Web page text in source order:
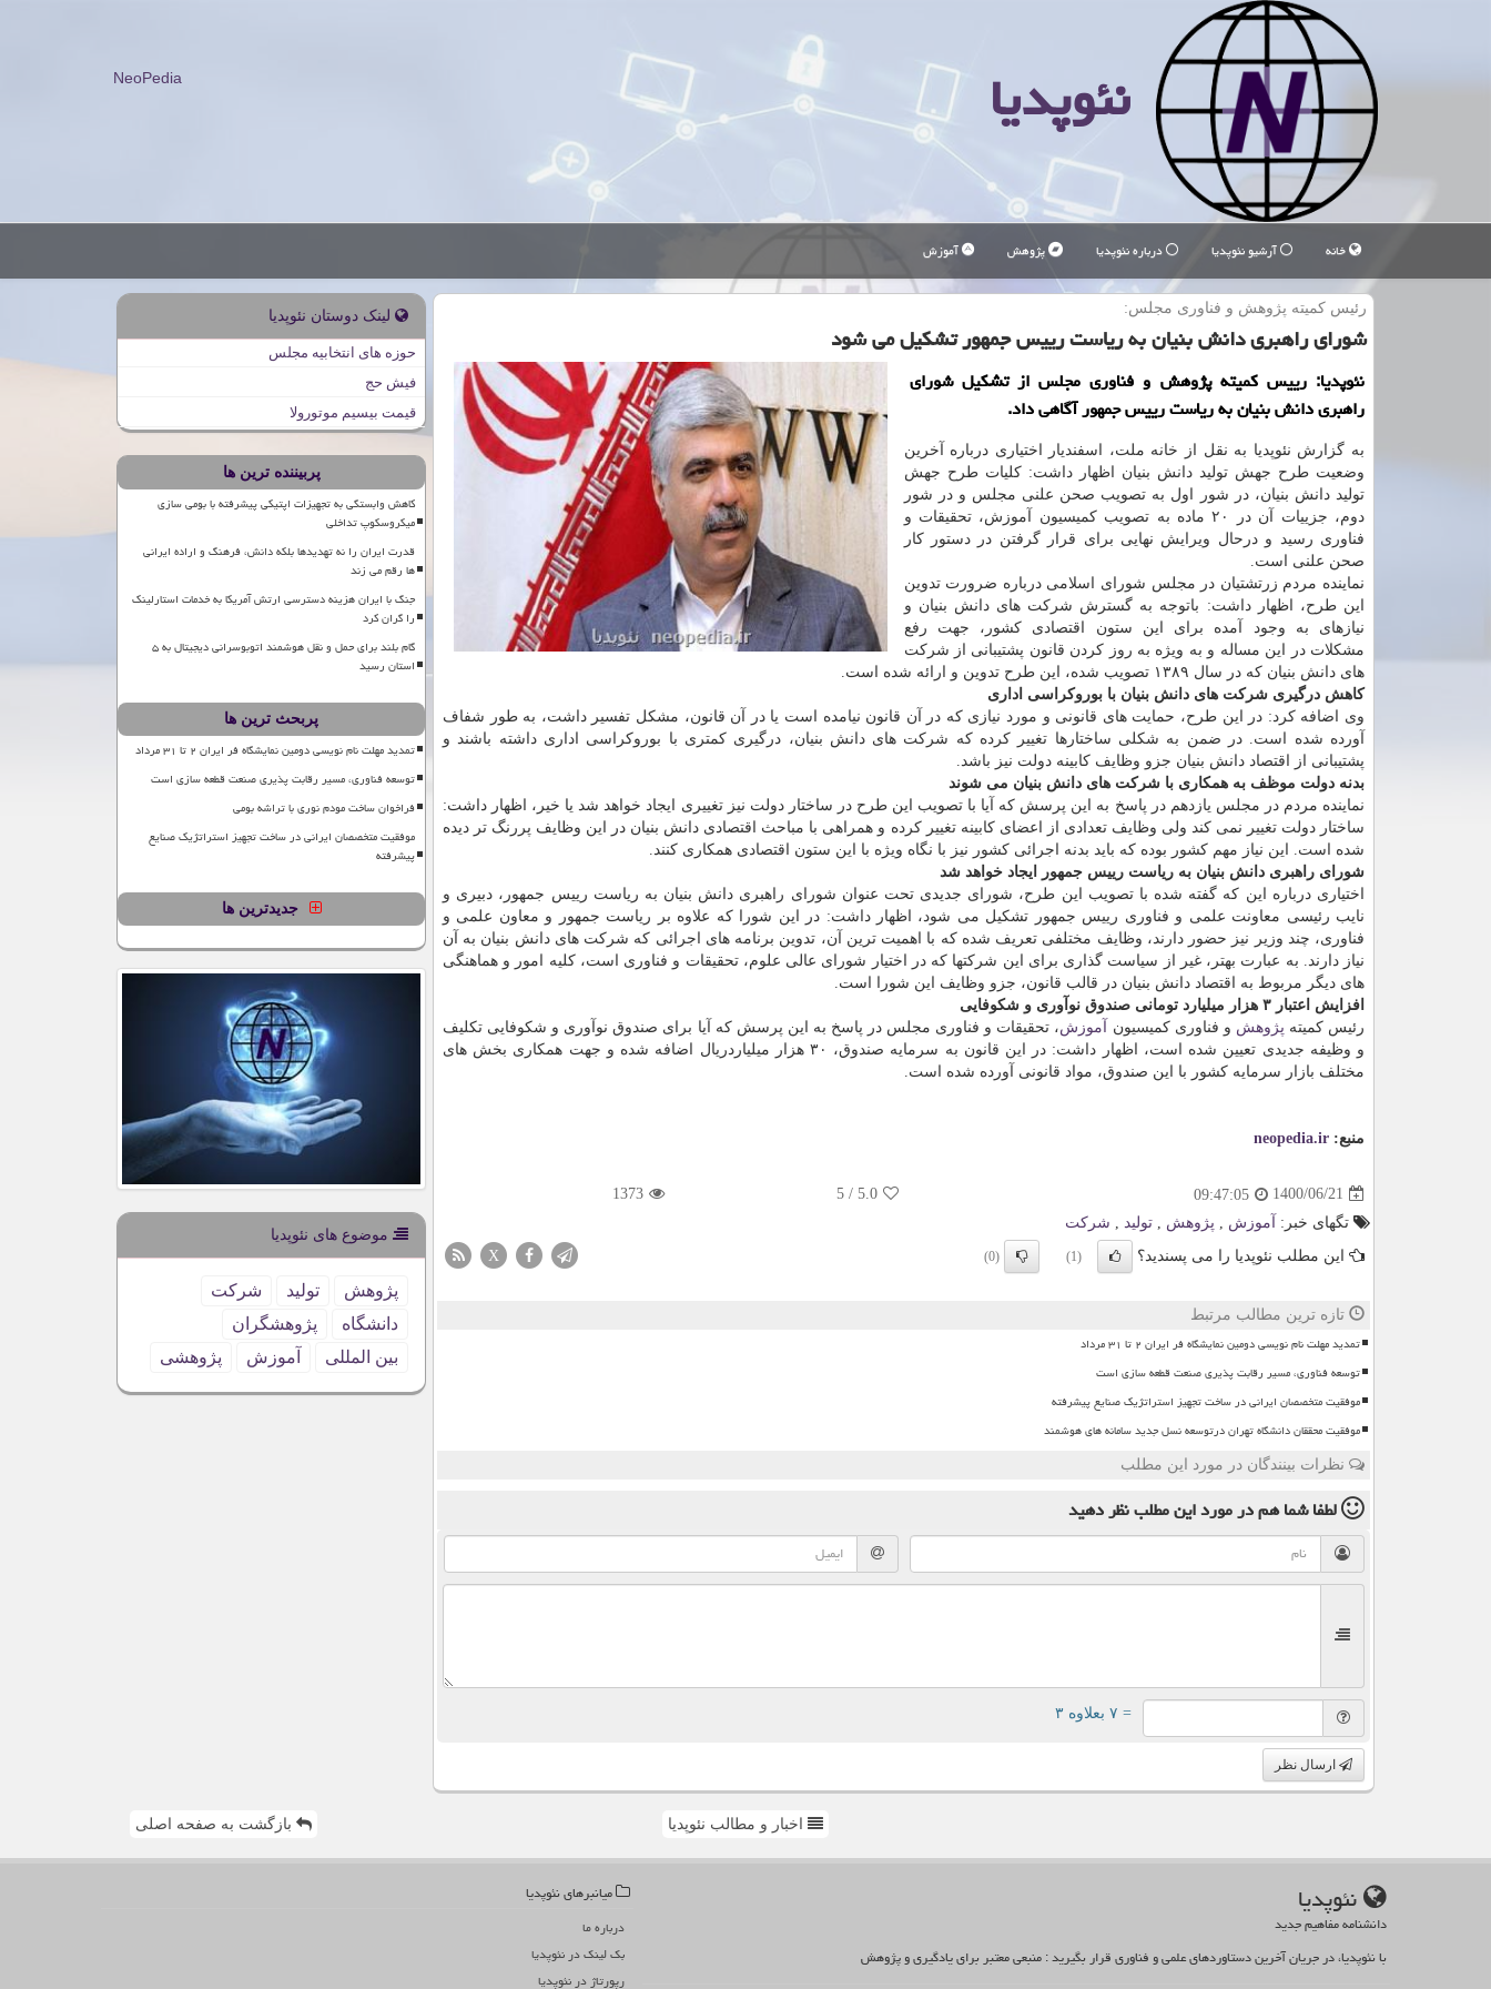
نئوپدیا NeoPedia
خانه آرشیو نئوپدیا درباره نئوپدیا پژوهش آموزش
رئیس كمیته پژوهش و فناوری مجلس:
شورای راهبری دانش بنیان به ریاست رییس جمهور تشکیل می شود
نئوپدیا: رییس کمیته پژوهش و فناوری مجلس از تشکیل شورای
راهبری دانش بنیان به ریاست رییس جمهور آگاهی داد.
به گزارش نئوپدیا به نقل از خانه ملت، اسفندیار اختیاری درباره آخرین
وضعیت طرح جهش تولید دانش بنیان اظهار داشت: کلیات طرح جهش
تولید دانش بنیان، در شور اول به تصویب صحن علنی مجلس و در شور
دوم، جزییات آن در ۲۰ ماده به تصویب کمیسیون آموزش، تحقیقات و
فناوری رسید و درحال ویرایش نهایی برای قرار گرفتن در دستور کار
صحن علنی است.
نماینده مردم زرتشتیان در مجلس شورای اسلامی درباره ضرورت تدوین
این طرح، اظهار داشت: باتوجه به گسترش شرکت های دانش بنیان و
نیازهای به وجود آمده برای این ستون اقتصادی کشور، جهت رفع
مشکلات در این مساله و به ویژه به روز کردن قانون پشتیبانی از شرکت
های دانش بنیان که در سال ۱۳۸۹ تصویب شده، این طرح تدوین و ارائه شده است.
کاهش درگیری شرکت های دانش بنیان با بوروکراسی اداری
وی اضافه کرد: در این طرح، حمایت های قانونی و مورد نیازی که در آن قانون نیامده است یا در آن قانون، مشکل تفسیر داشت، به طور شفاف
آورده شده است. در ضمن به شکلی ساختارها تغییر کرده که شرکت های دانش بنیان، درگیری کمتری با بوروکراسی اداری داشته باشند و
پشتیبانی از اقتصاد دانش بنیان جزو وظایف کابینه دولت نیز باشد.
بدنه دولت موظف به همکاری با شرکت های دانش بنیان می شوند
نماینده مردم در مجلس یازدهم در پاسخ به این پرسش که آیا با تصویب این طرح در ساختار دولت نیز تغییری ایجاد خواهد شد یا خیر، اظهار داشت:
ساختار دولت تغییر نمی کند ولی وظایف تعدادی از اعضای کابینه تغییر کرده و همراهی با مباحث اقتصادی دانش بنیان در این وظایف پررنگ تر دیده
شده است. این نیاز مهم کشور بوده که باید بدنه اجرائی کشور نیز با نگاه ویژه با این ستون اقتصادی همکاری کنند.
شورای راهبری دانش بنیان به ریاست رییس جمهور ایجاد خواهد شد
اختیاری درباره این که گفته شده با تصویب این طرح، شورای جدیدی تحت عنوان شورای راهبری دانش بنیان به ریاست رییس جمهور، دبیری و
نایب رئیسی معاونت علمی و فناوری رییس جمهور تشکیل می ‎شود، اظهار داشت: در این شورا که علاوه بر ریاست جمهور و معاون علمی و
فناوری، چند وزیر نیز حضور دارند، وظایف مختلفی تعریف شده که با اهمیت ترین آن، تدوین برنامه های اجرائی که شرکت های دانش بنیان به آن
نیاز دارند. به عبارت بهتر، غیر از سیاست گذاری برای این شرکتها که در اختیار شورای عالی علوم، تحقیقات و فناوری است، کلیه امور و هماهنگی
های دیگر مربوط به اقتصاد دانش بنیان در قالب قانون، جزو وظایف این شورا است.
افزایش اعتبار ۳ هزار میلیارد تومانی صندوق نوآوری و شکوفایی
رئیس کمیته پژوهش و فناوری کمیسیون آموزش، تحقیقات و فناوری مجلس در پاسخ به این پرسش که آیا برای صندوق نوآوری و شکوفایی تکلیف
و وظیفه جدیدی تعیین شده است، اظهار داشت: در این قانون به سرمایه صندوق، ۳۰ هزار میلیاردریال اضافه شده و جهت همکاری بخش های
مختلف بازار سرمایه کشور با این صندوق، مواد قانونی آورده شده است.
منبع: neopedia.ir
1400/06/21
09:47:05
5.0
/
5
1373
تگهای خبر:
آموزش پژوهش تولید
شركت
این مطلب نئوپدیا را می پسندید؟
(1)
(0)
X
تازه ترین مطالب مرتبط
تمدید مهلت نام نویسی دومین نمایشگاه فر ایران ۲ تا ۳۱ مرداد
توسعه فناوری، مسیر رقابت پذیری صنعت قطعه سازی است
موفقیت متخصصان ایرانی در ساخت تجهیز استراتژیک صنایع پیشرفته
موفقیت محققان دانشگاه تهران درتوسعه نسل جدید سامانه های هوشمند
نظرات بینندگان در مورد این مطلب
لطفا شما همدر مورد این مطلبنظر دهید
= ۷ بعلاوه ۳
ارسال نظر
لینک دوستان نئوپدیا
حوزه های انتخابیه مجلس
فیش حج
قیمت بیسیم موتورولا
پربیننده ترین ها
کاهش وابستگی به تجهیزات اپتیکی پیشرفته با بومی سازی
میکروسکوپ تداخلی
قدرت ایران را نه تهدیدها بلکه دانش، فرهنگ و اراده ایرانی
ها رقم می زند
جنگ با ایران هزینه دسترسی ارتش آمریکا به خدمات استارلینک
را گران کرد
گام بلند برای حمل و نقل هوشمند اتوبوسرانی دیجیتال به ۵
استان رسید
پربحث ترین ها
تمدید مهلت نام نویسی دومین نمایشگاه فر ایران ۲ تا ۳۱ مرداد
توسعه فناوری، مسیر رقابت پذیری صنعت قطعه سازی است
فراخوان ساخت مودم نوری با تراشه بومی
موفقیت متخصصان ایرانی در ساخت تجهیز استراتژیک صنایع
پیشرفته
جدیدترین ها
موضوع های نئوپدیا
پژوهش تولید
شركت
دانشگاه
پژوهشگران
بین المللی
آموزش پژوهشی
اخبار و مطالب نئوپدیا بازگشت به صفحه اصلی
نئوپدیا
دانشنامه مفاهیم جدید
با نئوپدیا، در جریان آخرین دستاوردهای علمی و فناوری قرار بگیرید : منبعی معتبر برای یادگیری و پژوهش
میانبرهای نئوپدیا
درباره ما
بک لینک در نئوپدیا
رپورتاژ در نئوپدیا